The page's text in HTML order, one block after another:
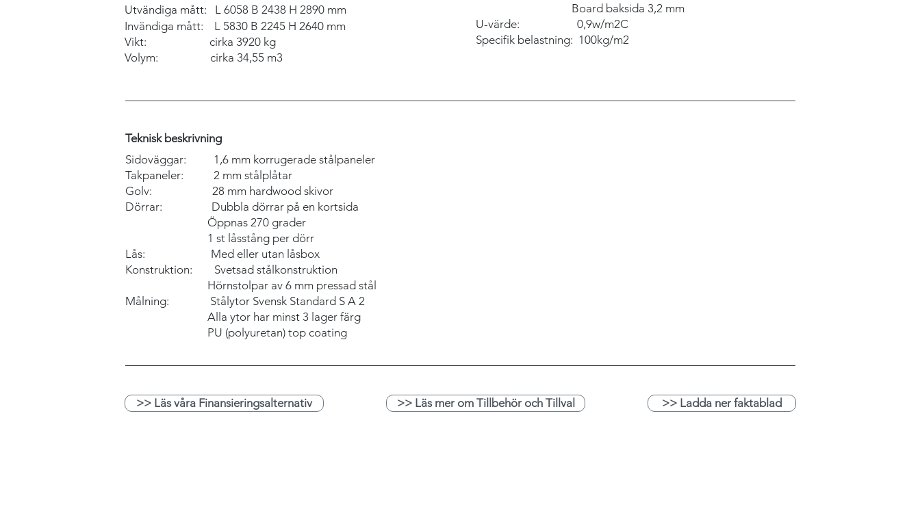
Utvändiga mått: L 6058 B 2438 H 2890 mm
Invändiga mått: L 5830 B 2245 H 2640 mm
Vikt:
cirka 3920 kg
Volym: cirka 34,55 m3
Board baksida 3,2 mm
U-värde: 0,9w/m2C
Specifik belastning: 100kg/m2
Teknisk beskrivning
Sidoväggar: 1,6 mm korrugerade stålpaneler
Takpaneler: 2 mm stålplåtar
Golv: 28 mm hardwood skivor
Dörrar: Dubbla dörrar på en kortsida
Öppnas 270 grader
1 st låsstång per dörr
Lås: Med eller utan låsbox
Konstruktion: Svetsad stålkonstruktion
Hörnstolpar av 6 mm pressad stål
Målning: Stålytor Svensk Standard S A 2
Alla ytor har minst 3 lager färg
PU (polyuretan) top coating
>> Läs våra Finansieringsalternativ >> Läs mer om Tillbehör och Tillval >> Ladda ner faktablad